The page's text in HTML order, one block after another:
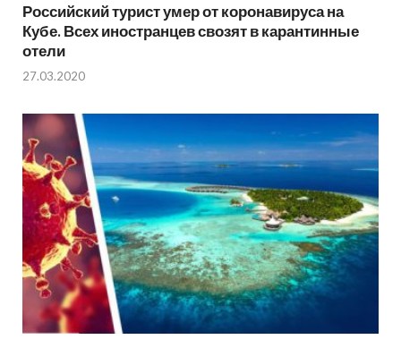
Российский турист умер от коронавируса на
Кубе. Всех иностранцев свозят в карантинные
отели
27.03.2020